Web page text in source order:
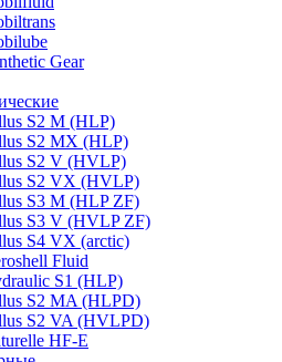
Gear
S2 M (HLP)
S2 MХ (HLP)
S2 V (HVLP)
S2 VX (HVLP)
S3 M (HLP ZF)
S3 V (HVLP ZF)
S4 VX (arctic)
Fluid
S1 (HLP)
S2 MA (HLPD)
S2 VA (HVLPD)
HF-E